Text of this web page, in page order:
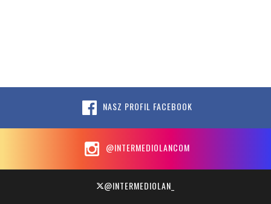
NASZ PROFIL FACEBOOK
@INTERMEDIOLANCOM
@INTERMEDIOLAN_